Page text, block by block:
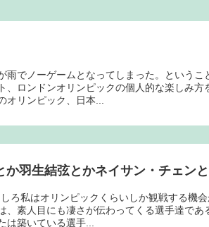
でノーゲームとなってしまった。というこ
、ロンドンオリンピックの個人的な楽しみ方
リンピック、日本...
羽生結弦とかネイサン・チェン
ろ私はオリンピックくらいしか観戦する機
、素人目にも凄さが伝わってくる選手達であ
築いている選手...